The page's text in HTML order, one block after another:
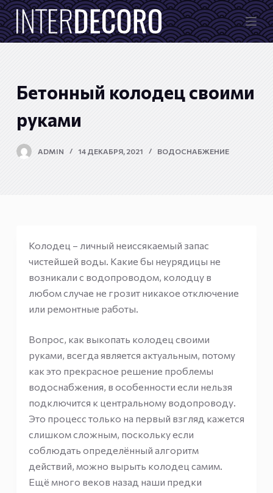
П
е
р
у
Бетонный колодец своими
руками
ADMIN 14 ДЕКАБРЯ, 2021 ВОДОСНАБЖЕНИЕ
Колодец – личный неиссякаемый запас
чистейшей воды. Какие бы неурядицы не
возникали с водопроводом, колодцу в
любом случае не грозит никакое отключение
или ремонтные работы.
Вопрос, как выкопать колодец своими
руками, всегда является актуальным, потому
как это прекрасное решение проблемы
водоснабжения, в особенности если нельзя
подключится к центральному водопроводу.
Это процесс только на первый взгляд кажется
слишком сложным, поскольку если
соблюдать определённый алгоритм
действий, можно вырыть колодец самим.
Ещё много веков назад наши предки